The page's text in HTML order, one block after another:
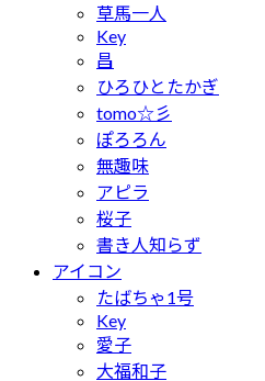
草馬一人
Key
昌
ひろひとたかぎ
tomo☆彡
ぽろろん
無趣味
アピラ
桜子
書き人知らず
アイコン
たばちゃ1号
Key
愛子
大福和子